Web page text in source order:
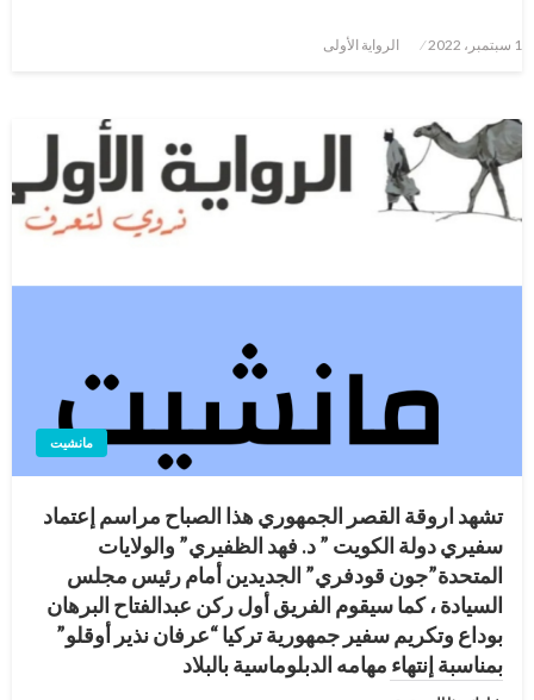
نُشر1 سبتمبر، 2022 الرواية الأولى
مانشيت
تشهد اروقة القصر الجمهوري هذا الصباح مراسم إعتماد
سفيري دولة الكويت ” د. فهد الظفيري” والولايات
المتحدة”جون قودفري” الجديدين أمام رئيس مجلس
السيادة ، كما سيقوم الفريق أول ركن عبدالفتاح البرهان
بوداع وتكريم سفير جمهورية تركيا “عرفان نذير أوقلو”
بمناسبة إنتهاء مهامه الدبلوماسية بالبلاد